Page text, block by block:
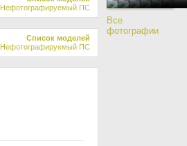
Нефотографируемый ПС
Список моделей
Нефотографируемый ПС
Все
фотографии